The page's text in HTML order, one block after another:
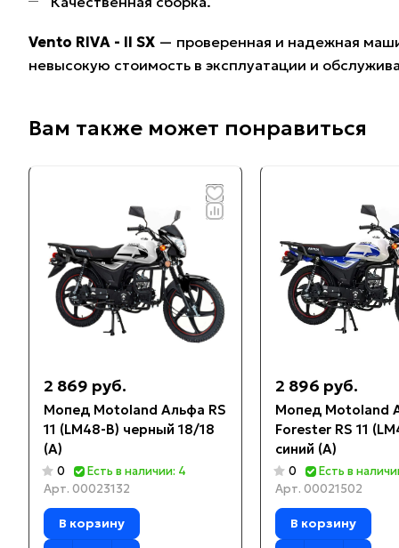
Vento RIVA - II SX — проверенная и надежная
невысокую стоимость в эксплуатации и
Вам также может понравиться
2 869 руб.
Мопед Motoland Альфа RS
11 (LM48-B) черный 18/18
(А)
0
Есть в наличии: 4
Арт. 00023132
В корзину
2 896 руб.
Мопед Motoland
Forester RS 11
синий (A)
0
Есть в
Арт. 00021502
В корзину